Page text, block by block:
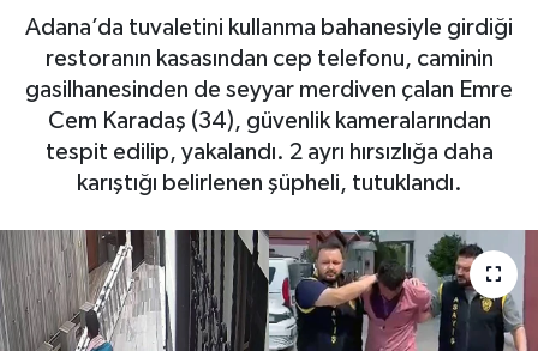
Adana’da tuvaletini kullanma bahanesiyle girdiği
restoranın kasasından cep telefonu, caminin
gasilhanesinden de seyyar merdiven çalan Emre
Cem Karadaş (34), güvenlik kameralarından
tespit edilip, yakalandı. 2 ayrı hırsızlığa daha
karıştığı belirlenen şüpheli, tutuklandı.
Kültür Sanat
Magazin
Manşet Altı
Manşetler